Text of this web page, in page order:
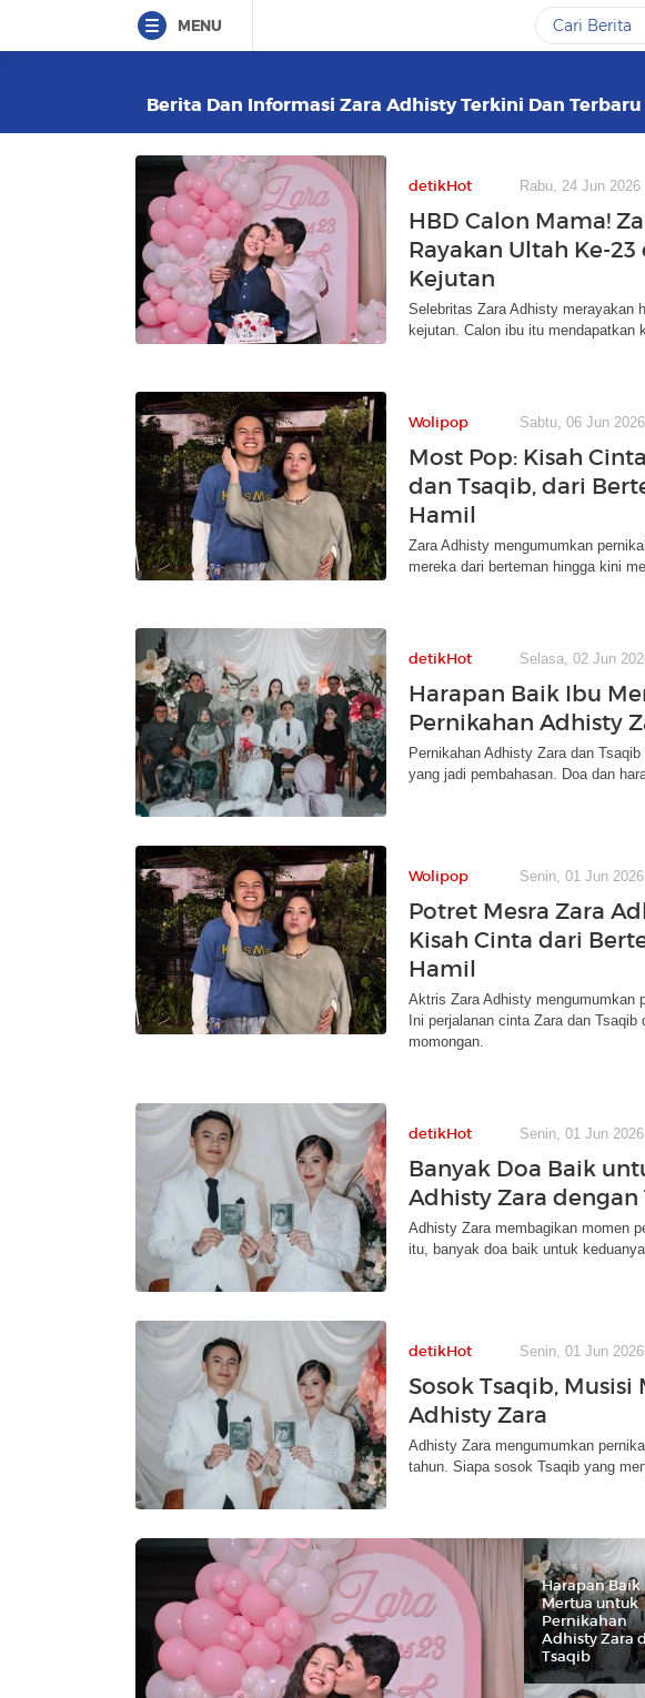
MENU
Berita Dan Informasi Zara Adhisty Terkini Dan
detikHot Rabu, 24 Jun
HBD Calon Mama!
Rayakan Ultah Ke-
Kejutan
Selebritas Zara Adhisty merayakan
kejutan. Calon ibu itu mendapatkan
Wolipop Sabtu, 06 Jun
Most Pop: Kisah
dan Tsaqib, dari
Hamil
Zara Adhisty mengumumkan
mereka dari berteman hingga kini
detikHot Selasa, 02 Jun
Harapan Baik Ibu
Pernikahan Adhisty
Pernikahan Adhisty Zara dan
yang jadi pembahasan. Doa dan
Wolipop Senin, 01 Jun
Potret Mesra Zara
Kisah Cinta dari
Hamil
Aktris Zara Adhisty mengumumkan
Ini perjalanan cinta Zara dan
momongan.
detikHot Senin, 01 Jun
Banyak Doa Baik
Adhisty Zara dengan
Adhisty Zara membagikan momen
itu, banyak doa baik untuk
detikHot Senin, 01 Jun
Sosok Tsaqib, Musisi
Adhisty Zara
Adhisty Zara mengumumkan
tahun. Siapa sosok Tsaqib yang
Harapan Baik
Mertua untuk
Pernikahan
Adhisty Zara
Tsaqib